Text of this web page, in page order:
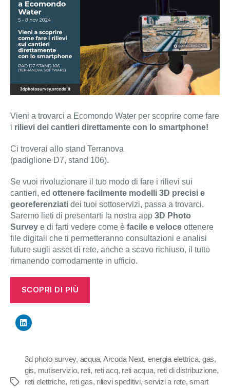
Vieni a trovarci a Ecomondo Water per scoprire come fare
i rilievi dei cantieri direttamente con lo smartphone!
Ci troverai allo stand Terranova
(padiglione D7, stand 106).
Se vuoi rivoluzionare il tuo modo di fare i rilievi sui
cantieri, ed ottenere facilmente modelli 3D precisi e
georeferenziati dei tuoi sottoservizi, passa a trovarci.
Saremo lieti di presentarti la nostra app 3D Photo
Survey e di farti vedere come è facile e veloce ottenere
file digitali che ti permetteranno consultazioni e analisi
future sugli asset di rete, anche a scavo richiuso, il tutto
rimanendo comodamente in ufficio.
SCOPRI DI PIÙ
Tag
3d photo survey, acqua, Arcoda Next, energia elettrica, gas,
gis, mutiservizio, reti, reti acq, reti acqua, reti di distribuzione,
reti elettriche, reti gas, rilievi speditivi,servizi a rete,smart